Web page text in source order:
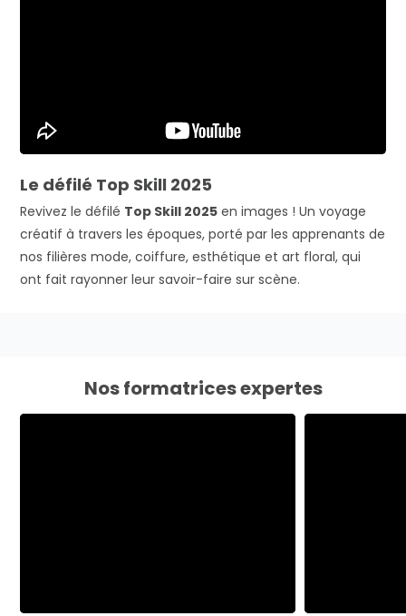
Le défilé Top Skill 2025
Revivez le défilé Top Skill 2025 en images ! Un voyage
créatif à travers les époques, porté par les apprenants de
nos filières mode, coiffure, esthétique et art floral, qui
ont fait rayonner leur savoir-faire sur scène.
Nos formatrices expertes